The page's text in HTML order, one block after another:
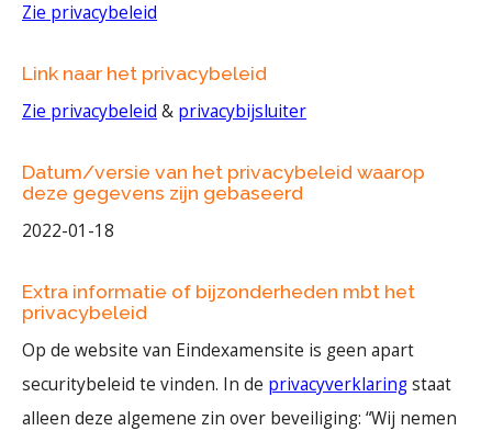
Zie privacybeleid
Link naar het privacybeleid
Zie privacybeleid & privacybijsluiter
Datum/versie van het privacybeleid waarop
deze gegevens zijn gebaseerd
2022-01-18
Extra informatie of bijzonderheden mbt het
privacybeleid
Op de website van Eindexamensite is geen apart
securitybeleid te vinden. In de privacyverklaringstaat
alleen deze algemene zin over beveiliging: “Wij nemen